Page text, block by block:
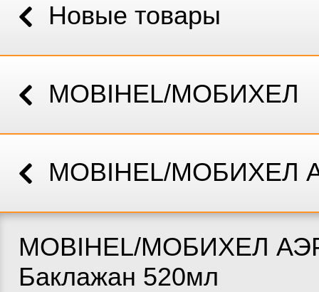
Новые товары
MOBIHEL/МОБИХЕЛ
MOBIHEL/МОБИХЕЛ
MOBIHEL/МОБИХЕЛ
Баклажан 520мл